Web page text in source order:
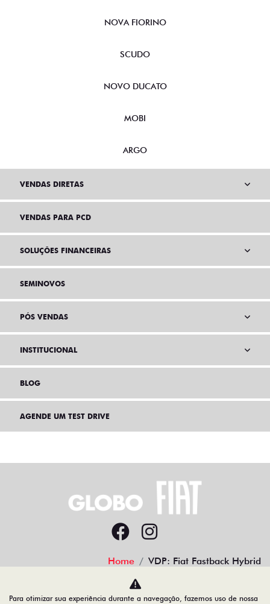
NOVA FIORINO
SCUDO
NOVO DUCATO
MOBI
ARGO
VENDAS DIRETAS
VENDAS PARA PCD
SOLUÇÕES FINANCEIRAS
SEMINOVOS
PÓS VENDAS
INSTITUCIONAL
BLOG
AGENDE UM TEST DRIVE
Home VDP: Fiat Fastback Hybrid
Desacelere. Seu bem maior é a vida.
Para otimizar sua experiência durante a navegação, fazemos uso de nossa